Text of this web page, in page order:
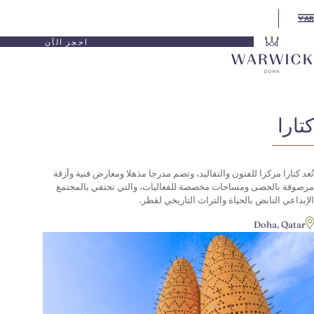
والتقاليد، وتضم مدرجا مذهلا ومعارض فنية وأزقة
مخصصة للفعاليات، والتي تحتفي بالمجتمع
والتراث التاريخي لقطر.